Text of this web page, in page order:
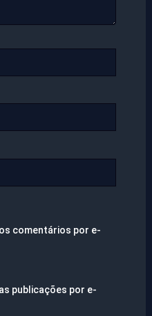
comentários por e-
publicações por e-